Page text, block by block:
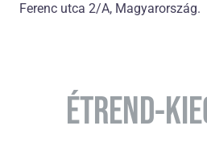
Ferenc utca 2/A, Magyarország.
ÉTREND-